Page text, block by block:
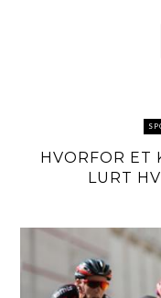
HVORFOR ET
LURT